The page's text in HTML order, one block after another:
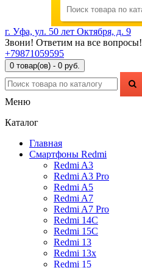
г. Уфа, ул. 50 лет Октября, д. 9
Звони! Ответим на все вопросы!
+79871059595
0 товар(ов) - 0 руб.
Меню
Каталог
Главная
Смартфоны Redmi
Redmi A3
Redmi A3 Pro
Redmi A5
Redmi A7
Redmi A7 Pro
Redmi 14C
Redmi 15C
Redmi 13
Redmi 13x
Redmi 15